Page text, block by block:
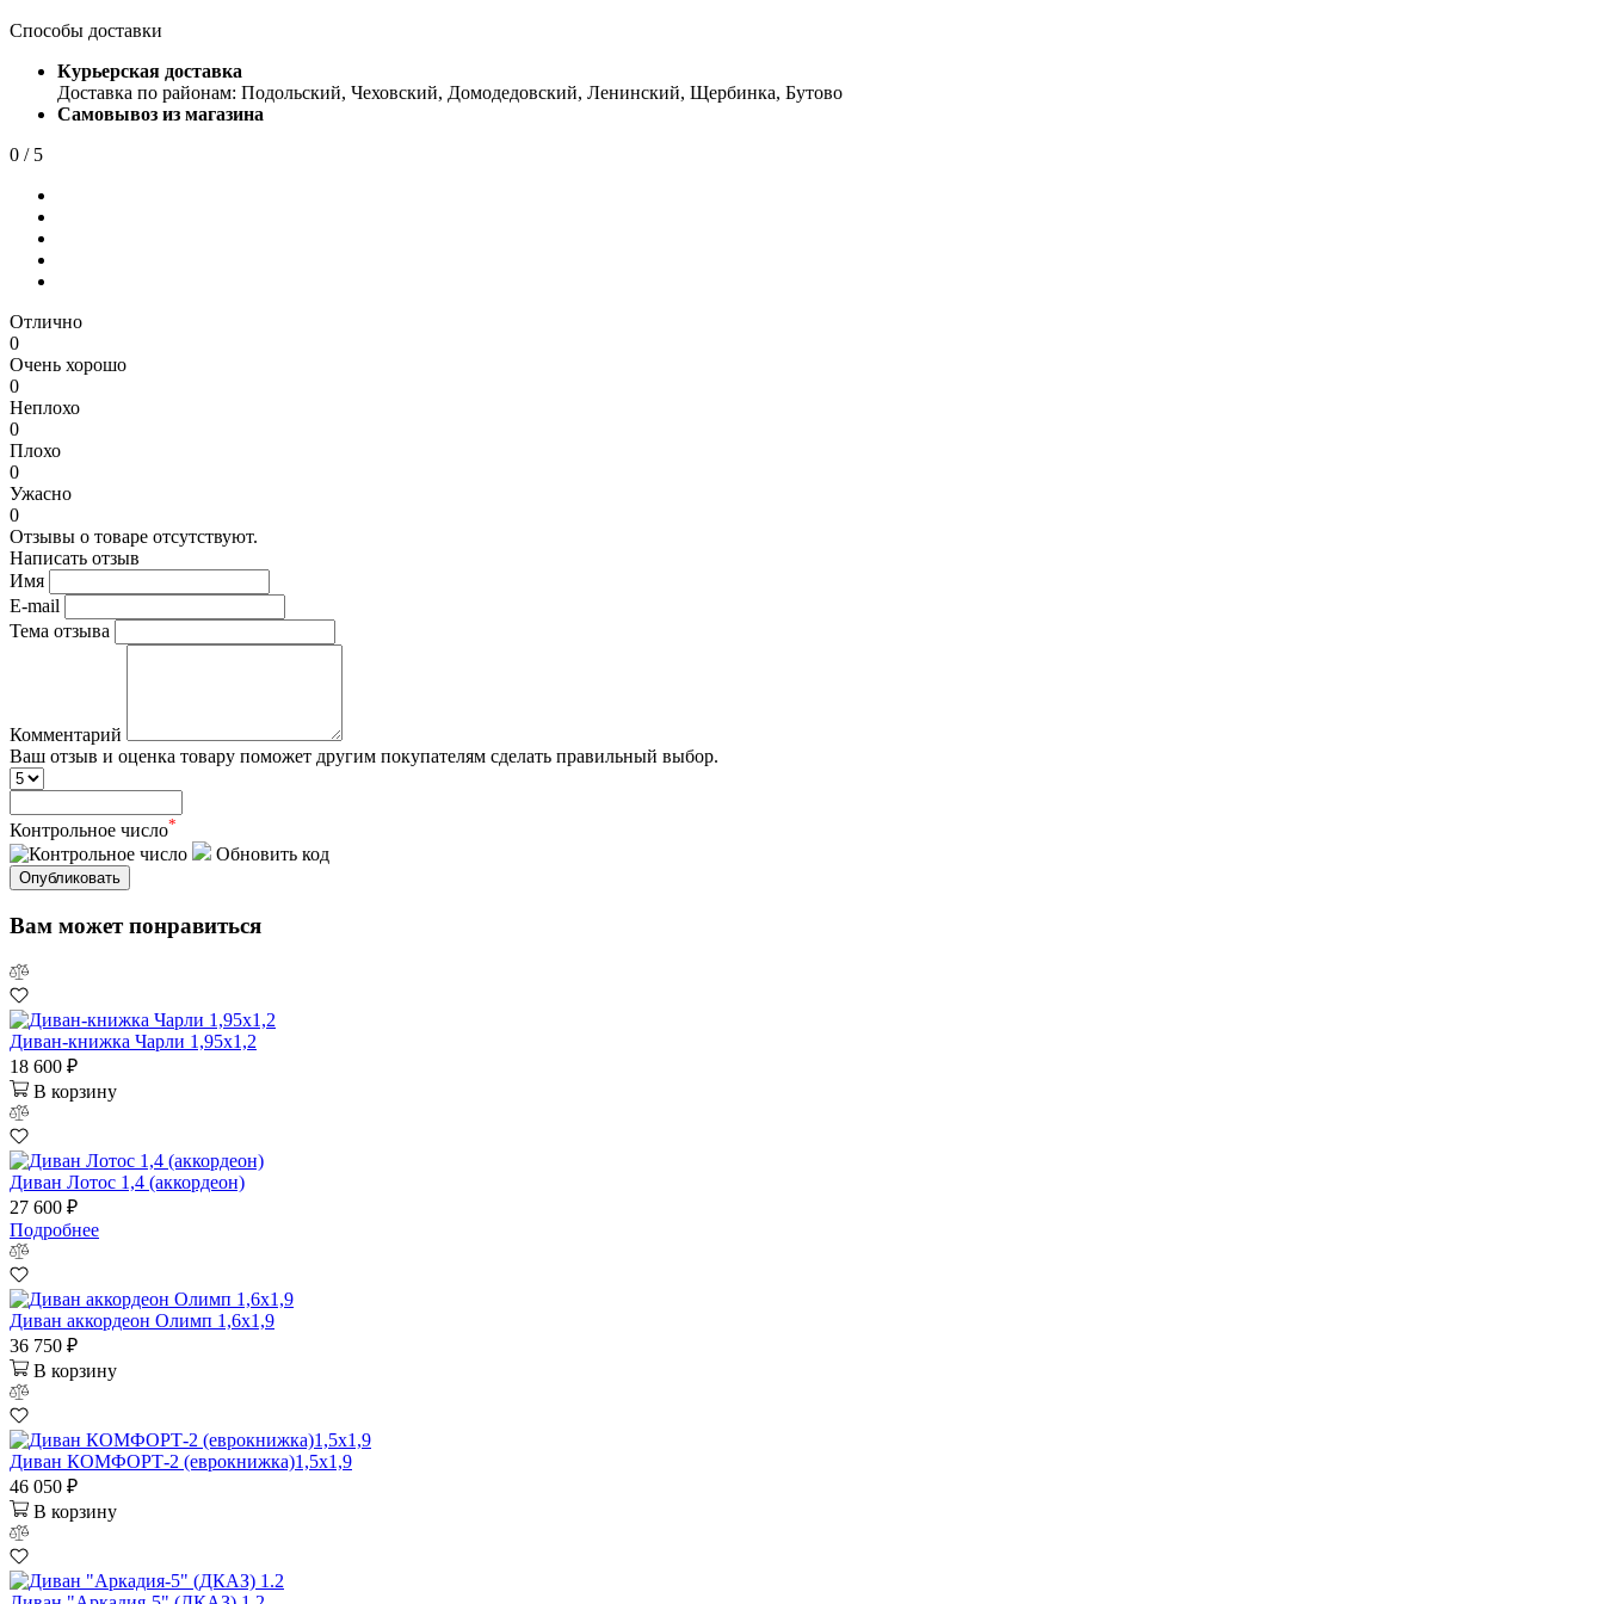
Способы доставки
Курьерская доставка
Доставка по районам: Подольский, Чеховский, Домодедовский, Ленинский, Щербинка, Бутово
Самовывоз из магазина
0 / 5
Отлично
0
Очень хорошо
0
Неплохо
0
Плохо
0
Ужасно
0
Отзывы о товаре отсутствуют.
Написать отзыв
Имя
E-mail
Тема отзыва
Комментарий
Ваш отзыв и оценка товару поможет другим покупателям сделать правильный выбор.
Контрольное число*
Обновить код
Опубликовать
Вам может понравиться
Диван-книжка Чарли 1,95х1,2
18 600 ₽
В корзину
Диван Лотос 1,4 (аккордеон)
27 600 ₽
Подробнее
Диван аккордеон Олимп 1,6х1,9
36 750 ₽
В корзину
Диван КОМФОРТ-2 (еврокнижка)1,5х1,9
46 050 ₽
В корзину